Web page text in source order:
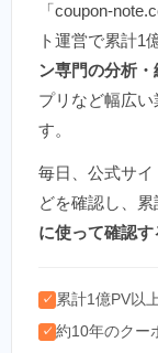
「coupon-
ト運営で累計1
ン専門の分析
プリなど幅広
す。
毎日、公式サ
どを確認し、
に使って確認
✓ 累計1億PV以
✓ 約10年のクー